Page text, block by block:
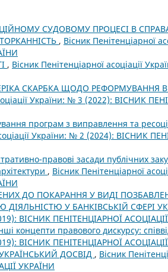
СУДОВОМУ ПРОЦЕСІ В
, Вісник Пенітенціарної
, Вісник Пенітенціарної асоціації
СКАРБКА ЩОДО РЕФОРМУВАННЯ
України: № 3 (2022): ВІСНИК
програм з виправлення та
України: № 2 (2024): ВІСНИК
правові засади публічних
, Вісник Пенітенціарної
ДО ПОКАРАННЯ У ВИДІ
У БАНКІВСЬКІЙ СФЕРІ
ВІСНИК ПЕНІТЕНЦІАРНОЇ
концепти правового дискурсу:
ВІСНИК ПЕНІТЕНЦІАРНОЇ
ДОСВІД , Вісник
УКРАЇНИ